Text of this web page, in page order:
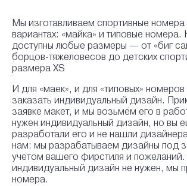
Мы изготавливаем спортивные номера
вариантах: «майка» и типовые номера.
доступны любые размеры — от «биг
борцов-тяжеловесов до детских
размера XS
И для «маек», и для «типовых»
заказать индивидуальный дизайн.
заявке макет, и мы возьмём его в
нужен индивидуальный дизайн, но вы
разработали его и не нашли
нам: мы разрабатываем дизайны под
учётом вашего фирстиля и
индивидуальный дизайн не нужен, мы
номера.